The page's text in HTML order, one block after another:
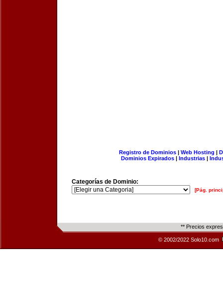
Registro de Dominios| Web Hosting |
Dominios Expirados | Industrias |
Categorías de Dominio:
[Pág.
** Precios
© 2002/2022 Solo10.com